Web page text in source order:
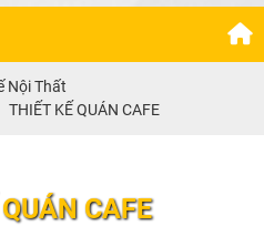
Nội Thất
THIẾT KẾ QUÁN CAFE
CAFE